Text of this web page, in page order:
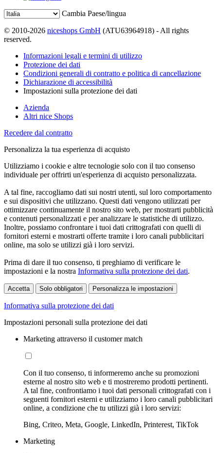
Cambia Paese/lingua
© 2010-2026 niceshops GmbH (ATU63964918) - All rights
reserved.
Informazioni legali e termini di utilizzo
Protezione dei dati
Condizioni generali di contratto e politica di cancellazione
Dichiarazione di accessibilità
Impostazioni sulla protezione dei dati
Azienda
Altri nice Shops
Recedere dal contratto
Personalizza la tua esperienza di acquisto
Utilizziamo i cookie e altre tecnologie solo con il tuo consenso
individuale per offrirti un'esperienza di acquisto personalizzata.
A tal fine, raccogliamo dati sui nostri utenti, sul loro comportamento
e sui dispositivi che utilizzano. Questi dati vengono utilizzati per
ottimizzare continuamente il nostro sito web, per mostrarti pubblicità
e contenuti personalizzati e per analizzare le statistiche di utilizzo.
Inoltre, possiamo confrontare i tuoi dati crittografati con quelli di
fornitori esterni e mostrarti offerte tramite i loro canali pubblicitari
online, ma solo se utilizzi già i loro servizi.
Prima di dare il tuo consenso, ti preghiamo di verificare le
impostazioni e la nostra Informativa sulla protezione dei dati.
Accetta Solo obbligatori Personalizza le impostazioni
Informativa sulla protezione dei dati
Impostazioni personali sulla protezione dei dati
Marketing attraverso il customer match
Con il tuo consenso, ti informeremo anche su promozioni
esterne al nostro sito web e ti mostreremo prodotti pertinenti.
A tal fine, confrontiamo i tuoi dati personali crittografati con i
seguenti fornitori esterni e utilizziamo i loro canali pubblicitari
online, a condizione che tu utilizzi già i loro servizi:
Bing, Criteo, Meta, Google, LinkedIn, Printerest, TikTok
Marketing